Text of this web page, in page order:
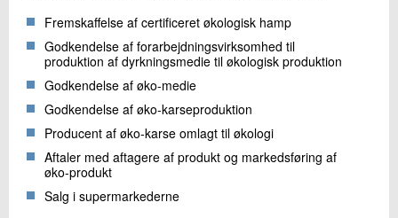
Fremskaffelse af certificeret økologisk hamp
Godkendelse af forarbejdningsvirksomhed til
produktion af dyrkningsmedie til økologisk produktion
Godkendelse af øko-medie
Godkendelse af øko-karseproduktion
Producent af øko-karse omlagt til økologi
Aftaler med aftagere af produkt og markedsføring af
øko-produkt
Salg i supermarkederne